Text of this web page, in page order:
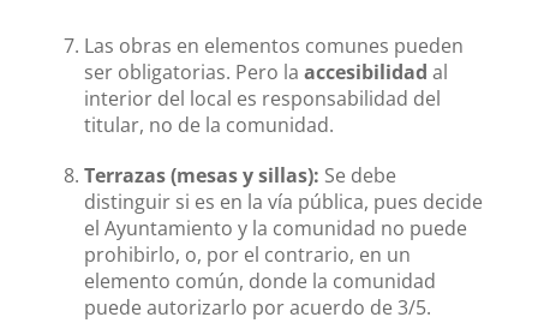
Las obras en elementos comunes pueden
ser obligatorias. Pero la accesibilidad al
interior del local es responsabilidad del
titular, no de la comunidad.
Terrazas (mesas y sillas): Se debe
distinguir si es en la vía pública, pues decide
el Ayuntamiento y la comunidad no puede
prohibirlo, o, por el contrario, en un
elemento común, donde la comunidad
puede autorizarlo por acuerdo de 3/5.